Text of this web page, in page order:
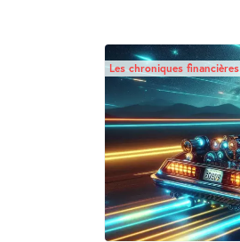
Les chroniques financières